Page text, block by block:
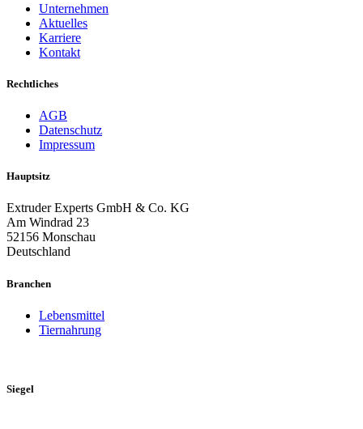
Unternehmen
Aktuelles
Karriere
Kontakt
Rechtliches
AGB
Datenschutz
Impressum
Hauptsitz
Extruder Experts GmbH & Co. KG
Am Windrad 23
52156 Monschau
Deutschland
Branchen
Lebensmittel
Tiernahrung
Siegel